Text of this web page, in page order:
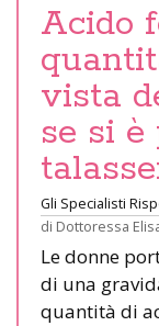
Acido
vista
se si
Gli Specialisti
di Dottoressa
Le donne
di una
quantità di